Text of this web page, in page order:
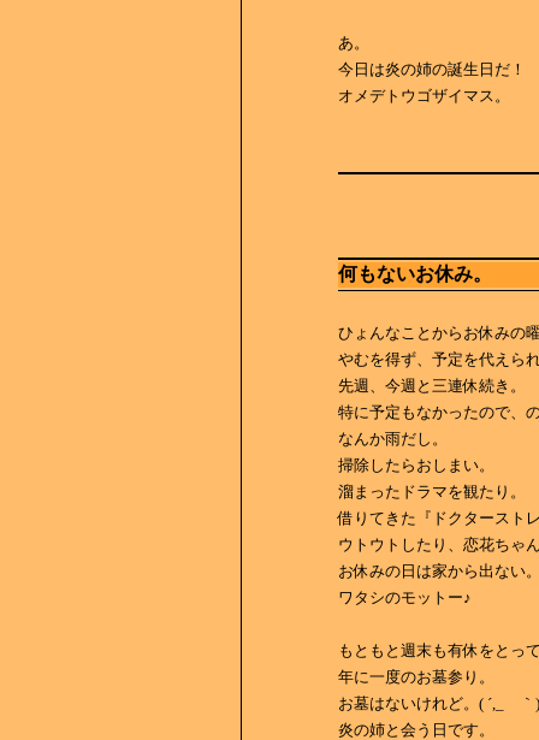
あ。
今日は炎の姉の誕生日だ！
オメデトウゴザイマス。
何もないお休み。
ひょんなことからお休みの
やむを得ず、予定を代えら
先週、今週と三連休続き。
特に予定もなかったので、
なんか雨だし。
掃除したらおしまい。
溜まったドラマを観たり。
借りてきた『ドクタースト
ウトウトしたり、恋花ちゃ
お休みの日は家から出ない
ワタシのモットー♪
もともと週末も有休をとっ
年に一度のお墓参り。
お墓はないけれど。( ´,_ゝ｀
炎の姉と会う日です。